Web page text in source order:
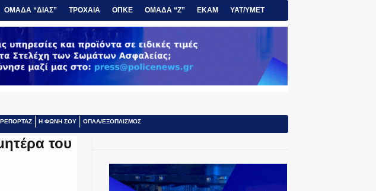
ΟΜΑΔΑ “ΔΙΑΣ” ΤΡΟΧΑΙΑ ΟΠΚΕ ΟΜΑΔΑ “Ζ” ΕΚΑΜ ΥΑΤ/ΥΜΕΤ
Η ΦΩΝΗ ΣΟΥ ΟΠΛΑ/ΕΞΟΠΛΙΣΜΟΣ
του